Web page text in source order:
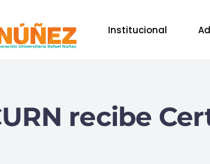
Institucional
recibe